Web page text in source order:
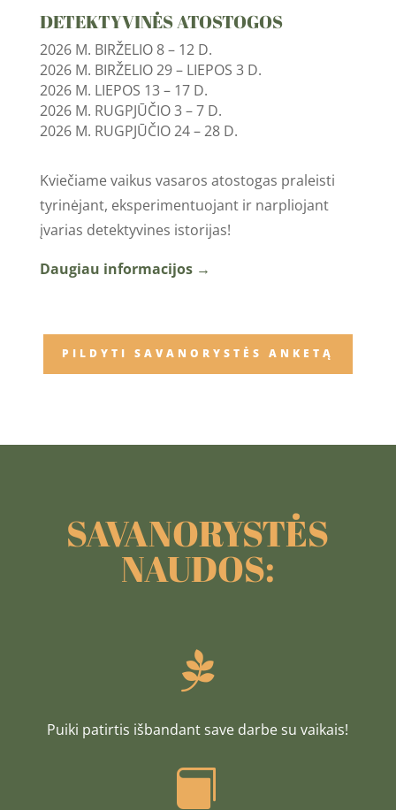
DETEKTYVINĖS ATOSTOGOS
2026 M. BIRŽELIO 8 – 12 D.
2026 M. BIRŽELIO 29 – LIEPOS 3 D.
2026 M. LIEPOS 13 – 17 D.
2026 M. RUGPJŪČIO 3 – 7 D.
2026 M. RUGPJŪČIO 24 – 28 D.
Kviečiame vaikus vasaros atostogas praleisti
tyrinėjant, eksperimentuojant ir narpliojant
įvarias detektyvines istorijas!
Daugiau informacijos →
PILDYTI SAVANORYSTĖS ANKETĄ
SAVANORYSTĖS
NAUDOS:

Puiki patirtis išbandant save darbe su vaikais!
